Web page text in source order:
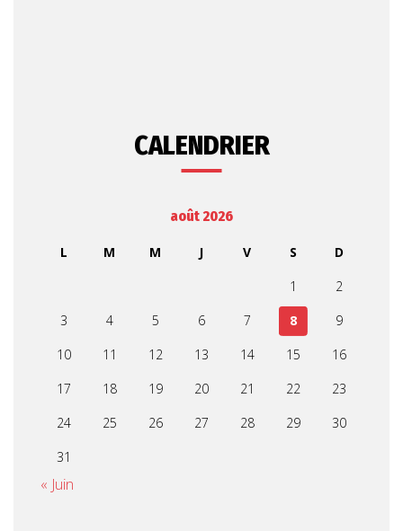
CALENDRIER
août 2026
L M M J V S
D
1
2
3
4 5 6 7 8
9
10
11 12 13 14 15
16
17
18 19 20 21 22
23
24
25 26 27 28 29
30
31
« Juin